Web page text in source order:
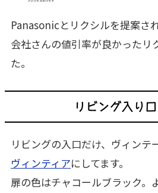
Panasonicとリクシルを提案さ
会社さんの値引率が良かったリ
た。
リビング入り
リビングの入口だけ、ヴィンテ
ヴィンティアにしてます。
扉の色はチャコールブラック。